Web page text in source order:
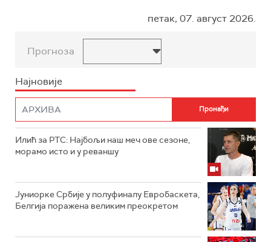
петак, 07. август 2026.
Прогноза
Најновије
Илић за РТС: Најбољи наш меч ове сезоне,
морамо исто и у реваншу
Јуниорке Србије у полуфиналу Евробаскета,
Белгија поражена великим преокретом